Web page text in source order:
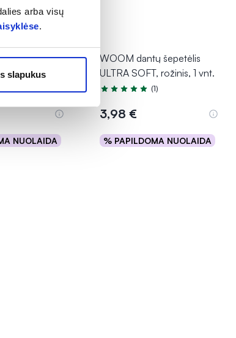
arba visų
.
slapukus
šepetėlis
vnt.
NUOLAIDA
WOOM dantų šepetėlis
ULTRA SOFT, rožinis, 1 vnt.
Įvertinimas 5.0 iš 5
(1)
3,98 €
% PAPILDOMA NUOLAIDA
Į krepšelį